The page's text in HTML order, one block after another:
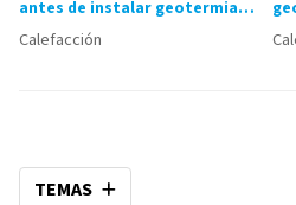
TEMAS
antes de instalar geotermia
en tu vivienda
Calefacción